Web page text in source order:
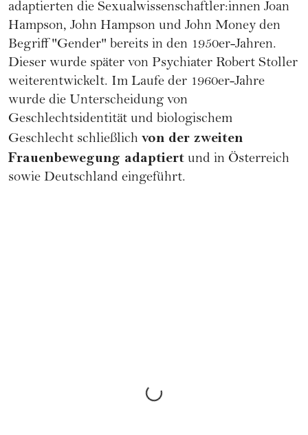
adaptierten die Sexualwissenschaftler:innen Joan
Hampson, John Hampson und John Money den
Begriff "Gender" bereits in den 1950er-Jahren.
Dieser wurde später von Psychiater Robert Stoller
weiterentwickelt. Im Laufe der 1960er-Jahre
wurde die Unterscheidung von
Geschlechtsidentität und biologischem
Geschlecht schließlich von der zweiten
Frauenbewegung adaptiert und in Österreich
sowie Deutschland eingeführt.